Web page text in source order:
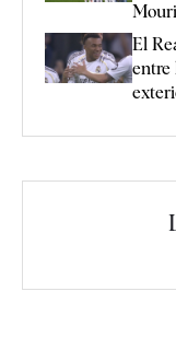
El
entre